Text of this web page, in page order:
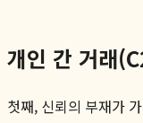
개인 간 거래
첫째, 신뢰의 부재가